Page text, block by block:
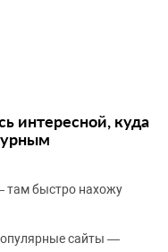
интересной, куда
там быстро нахожу
сайты —